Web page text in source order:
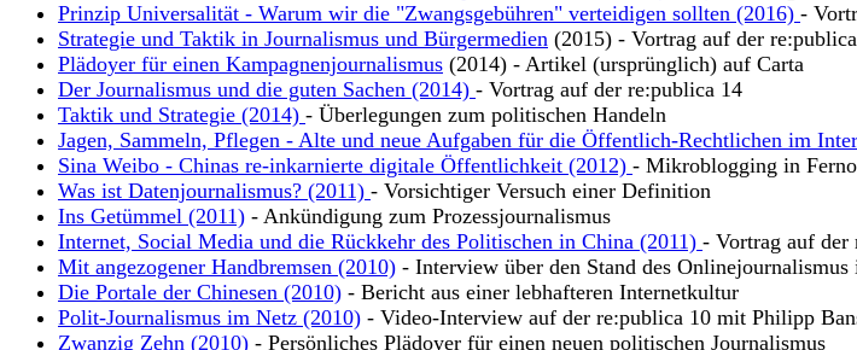
Prinzip Universalität - Warum wir die "Zwangsgebühren" verteidigen sollten (2016) -
Strategie und Taktik in Journalismus und Bürgermedien (2015) - Vortrag auf der
Plädoyer für einen Kampagnenjournalismus (2014) - Artikel (ursprünglich) auf Carta
Der Journalismus und die guten Sachen (2014) - Vortrag auf der re:publica 14
Taktik und Strategie (2014) - Überlegungen zum politischen Handeln
Jagen, Sammeln, Pflegen - Alte und neue Aufgaben für die Öffentlich-Rechtlichen im
Sina Weibo - Chinas re-inkarnierte digitale Öffentlichkeit (2012) - Mikroblogging in
Was ist Datenjournalismus? (2011) - Vorsichtiger Versuch einer Definition
Ins Getümmel (2011) - Ankündigung zum Prozessjournalismus
Internet, Social Media und die Rückkehr des Politischen in China (2011) - Vortrag auf der
Mit angezogener Handbremsen (2010) - Interview über den Stand des Onlinejournalismus
Die Portale der Chinesen (2010) - Bericht aus einer lebhafteren Internetkultur
Polit-Journalismus im Netz (2010) - Video-Interview auf der re:publica 10 mit Philipp
Zwanzig Zehn (2010) - Persönliches Plädoyer für einen neuen politischen Journalismus